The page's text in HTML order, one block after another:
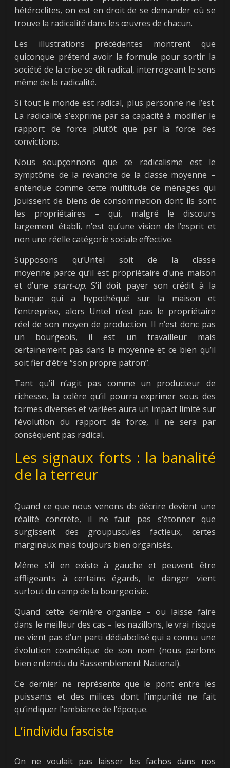
hétéroclites, on est en droit de se demander où se
trouve la radicalité dans les œuvres de chacun.
Les illustrations précédentes montrent que
quiconque prétend avoir la formule pour sortir la
société de la crise se dit radical, interrogeant le sens
même de la radicalité.
Si tout le monde est radical, plus personne ne l’est.
La radicalité s’exprime par sa capacité à modifier le
rapport de force plutôt que par la force des
convictions.
Nous soupçonnons que ce radicalisme est le
symptôme de la revanche de la classe moyenne –
entendue comme cette multitude de ménages qui
jouissent de biens de consommation dont ils sont
les propriétaires – qui, malgré le discours
largement établi, n’est qu’une vision de l’esprit et
non une réelle catégorie sociale effective.
Supposons qu’Untel soit de la classe
moyenne parce qu’il est propriétaire d’une maison
et d’une start-up. S’il doit payer son crédit à la
banque qui a hypothéqué sur la maison et
l’entreprise, alors Untel n’est pas le propriétaire
réel de son moyen de production. Il n’est donc pas
un bourgeois, il est un travailleur mais
certainement pas dans la moyenne et ce bien qu’il
soit fier d’être “son propre patron”.
Tant qu’il n’agit pas comme un producteur de
richesse, la colère qu’il pourra exprimer sous des
formes diverses et variées aura un impact limité sur
l’évolution du rapport de force, il ne sera par
conséquent pas radical.
Les signaux forts : la banalité
de la terreur
Quand ce que nous venons de décrire devient une
réalité concrète, il ne faut pas s’étonner que
surgissent des groupuscules factieux, certes
marginaux mais toujours bien organisés.
Même s’il en existe à gauche et peuvent être
affligeants à certains égards, le danger vient
surtout du camp de la bourgeoisie.
Quand cette dernière organise – ou laisse faire
dans le meilleur des cas – les nazillons, le vrai risque
ne vient pas d’un parti dédiabolisé qui a connu une
évolution cosmétique de son nom (nous parlons
bien entendu du Rassemblement National).
Ce dernier ne représente que le pont entre les
puissants et des milices dont l’impunité ne fait
qu’indiquer l’ambiance de l’époque.
L’individu fasciste
On ne voulait pas laisser les fachos dans nos